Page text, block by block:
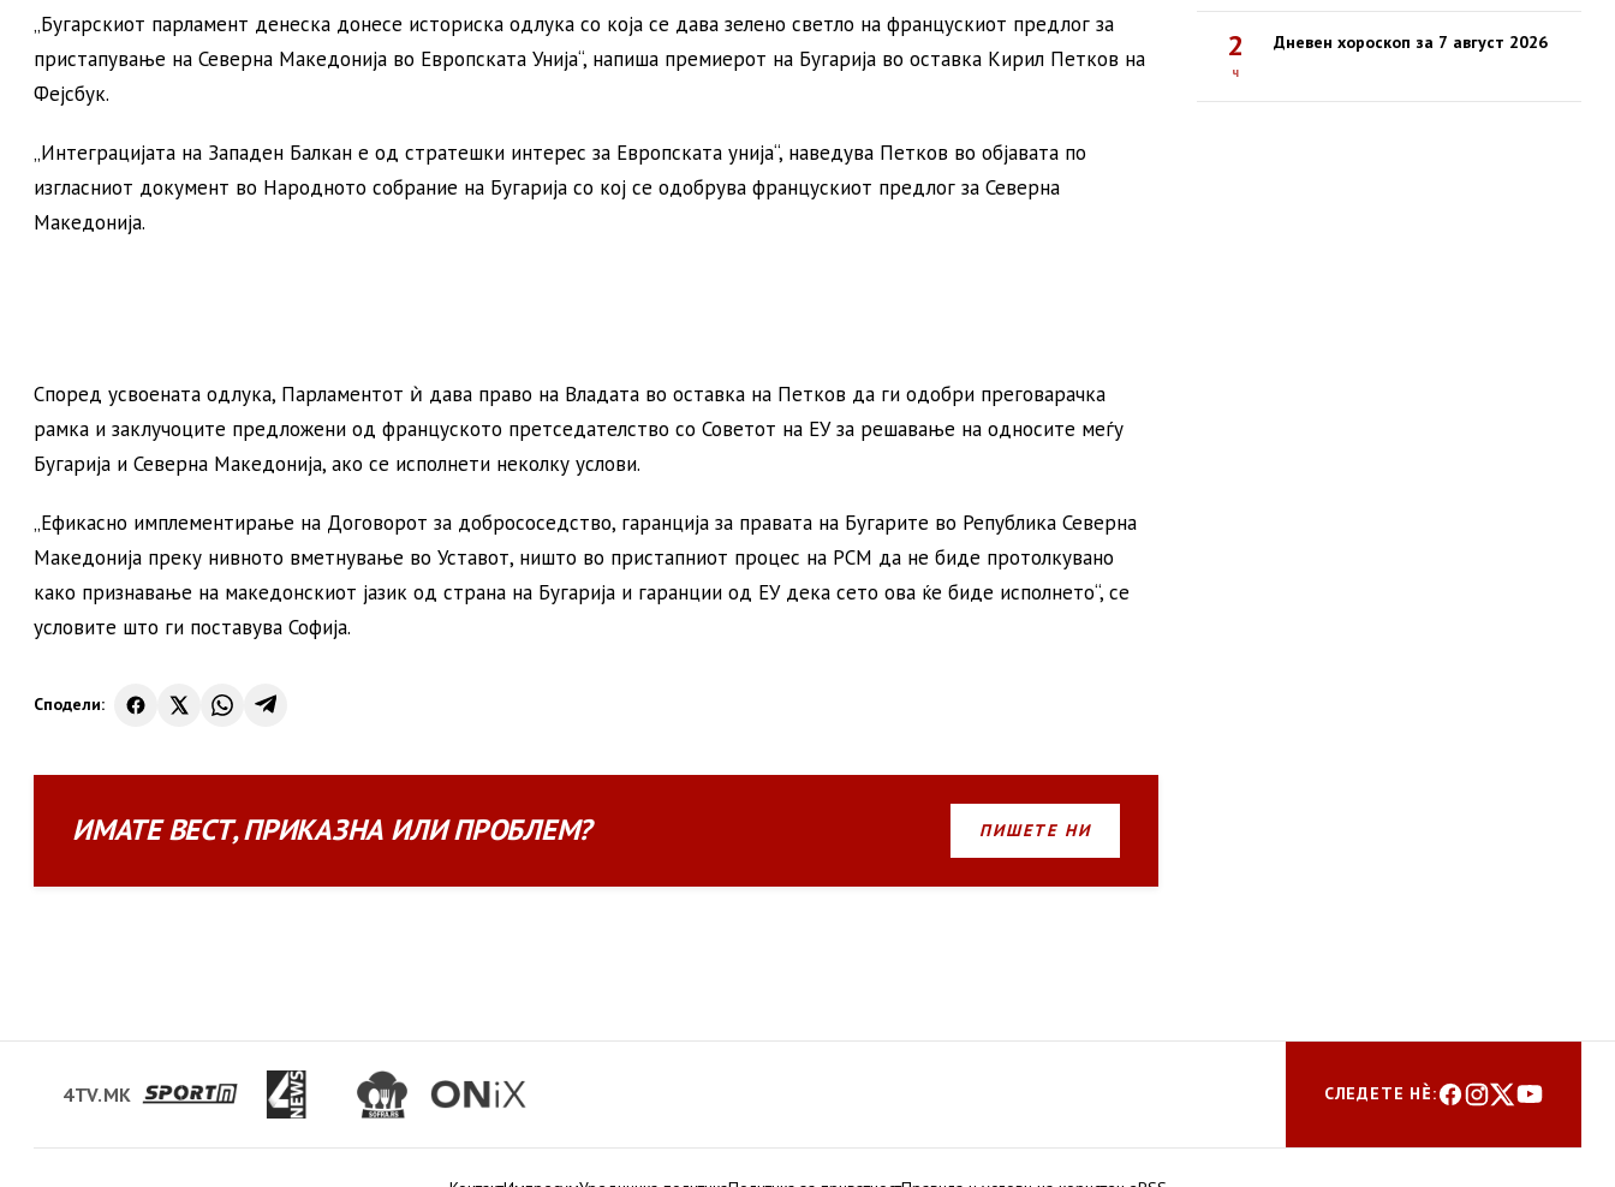
„Бугарскиот парламент денеска донесе историска одлука со која се дава зелено светло на францускиот предлог за
пристапување на Северна Македонија во Европската Унија“, напиша премиерот на Бугарија во оставка Кирил Петков на
Фејсбук.
„Интеграцијата на Западен Балкан е од стратешки интерес за Европската унија“, наведува Петков во објавата по
изгласниот документ во Народното собрание на Бугарија со кој се одобрува францускиот предлог за Северна
Македонија.
Според усвоената одлука, Парламентот ѝ дава право на Владата во оставка на Петков да ги одобри преговарачка
рамка и заклучоците предложени од француското претседателство со Советот на ЕУ за решавање на односите меѓу
Бугарија и Северна Македонија, ако се исполнети неколку услови.
„Ефикасно имплементирање на Договорот за добрососедство, гаранција за правата на Бугарите во Република Северна
Македонија преку нивното вметнување во Уставот, ништо во пристапниот процес на РСМ да не биде протолкувано
како признавање на македонскиот јазик од страна на Бугарија и гаранции од ЕУ дека сето ова ќе биде исполнето“, се
условите што ги поставува Софија.
Сподели:
ИМАТЕВЕСТ,ПРИКАЗНА ИЛИПРОБЛЕМ? ПИШЕТЕ НИ
2
ч
Дневен хороскоп за 7 август 2026
4TV.MK СЛЕДЕТЕ НЀ: